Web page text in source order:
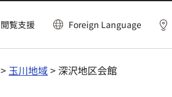
閲覧支援 Foreign Language
> 玉川地域> 深沢地区会館